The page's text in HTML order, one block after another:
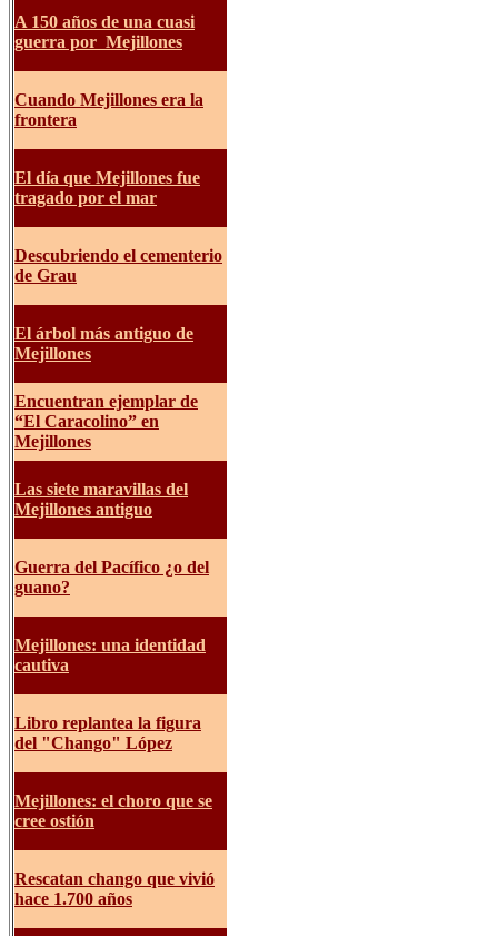
A 150 años de una cuasi
guerra por Mejillones
Cuando Mejillones era la
frontera
El día que Mejillones fue
tragado por el mar
Descubriendo el cementerio
de Grau
El árbol más antiguo de
Mejillones
Encuentran ejemplar de
“El Caracolino” en
Mejillones
Las siete maravillas del
Mejillones antiguo
Guerra del Pacífico ¿o del
guano?
Mejillones: una identidad
cautiva
Libro replantea la figura
del "Chango" López
Mejillones: el choro que se
cree ostión
Rescatan chango que vivió
hace 1.700 años